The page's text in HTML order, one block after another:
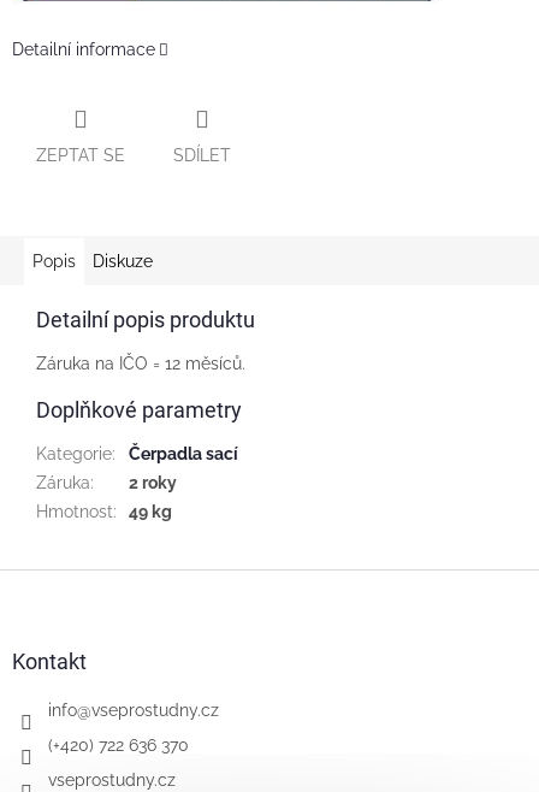
Detailní informace
ZEPTAT SE SDÍLET
Popis Diskuze
Detailní popis produktu
Záruka na IČO = 12 měsíců.
Doplňkové parametry
Kategorie:
Čerpadla sací
Záruka:
2 roky
Hmotnost: 49 kg
Kontakt
info@vseprostudny.cz
(+420) 722 636 370
vseprostudny.cz